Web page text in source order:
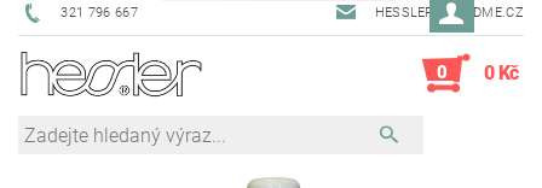
321 796 667 HESSLER@SENDME.CZ
0 0 Kč